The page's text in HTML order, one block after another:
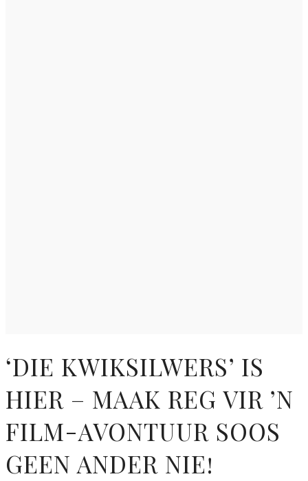
‘DIE KWIKSILWERS’ IS
HIER – MAAK REG VIR ’N
FILM-AVONTUUR SOOS
GEEN ANDER NIE!